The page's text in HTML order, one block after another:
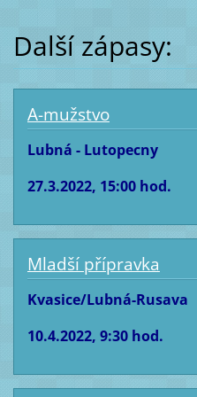
Další zápasy:
A-mužstvo
Lubná - Lutopecny
27.3.2022, 15:00 hod.
Mladší přípravka
Kvasice/Lubná-Rusava
10.4.2022, 9:30 hod.